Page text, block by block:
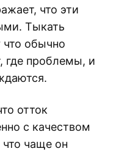
что эти
Тыкать
обычно
где проблемы, и
отток
с качеством
чаще он